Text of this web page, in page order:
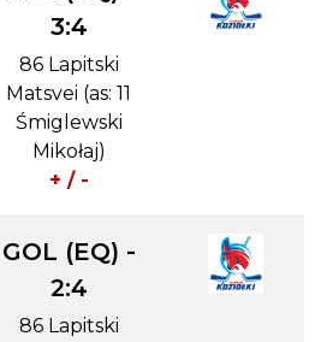
3:4
86 Lapitski
Matsvei (as: 11
Śmiglewski
Mikołaj)
+ / -
GOL (EQ) -
2:4
86 Lapitski